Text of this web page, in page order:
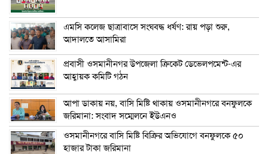
এম‌সি কলেজ ছাত্রাবাসে সংঘবদ্ধ ধর্ষণ: রায় পড়া শুরু,
আদালতে আসামিরা
প্রবাসী ওসমানীনগর উপজেলা ক্রিকেট ডেভেলপমেন্ট-এর
আহ্বায়ক কমিটি গঠন
আপা ডাকায় নয়, বাসি মিষ্টি থাকায় ওসমানীনগরে বনফুলকে
জরিমানা: সংবাদ সম্মেলনে ইউএনও
ওসমানীনগরে বাসি মিষ্টি বিক্রির অভিযোগে বনফুলকে ৫০
হাজার টাকা জরিমানা